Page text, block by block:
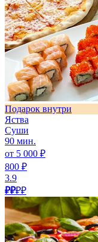
Подарок внутри
Яства
Суши
90 мин.
от 5 000 ₽
800 ₽
3.9
₽₽₽₽